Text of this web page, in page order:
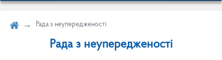
Рада з неупередженості
Рада з неупередженості